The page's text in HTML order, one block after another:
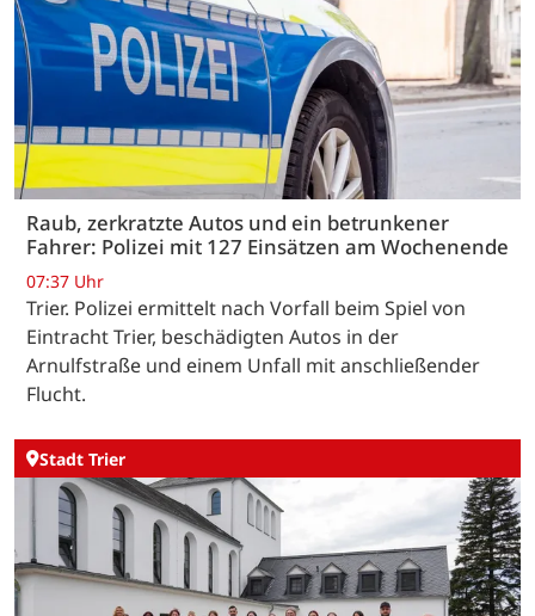
Raub, zerkratzte Autos und ein betrunkener
Fahrer: Polizei mit 127 Einsätzen am Wochenende
07:37 Uhr
Trier. Polizei ermittelt nach Vorfall beim Spiel von
Eintracht Trier, beschädigten Autos in der
Arnulfstraße und einem Unfall mit anschließender
Flucht.
Stadt Trier